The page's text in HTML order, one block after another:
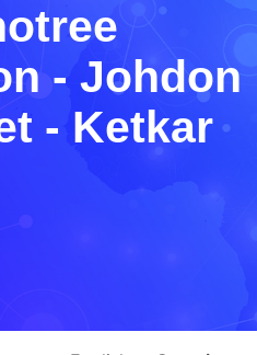
- Johdon
- Ketkar